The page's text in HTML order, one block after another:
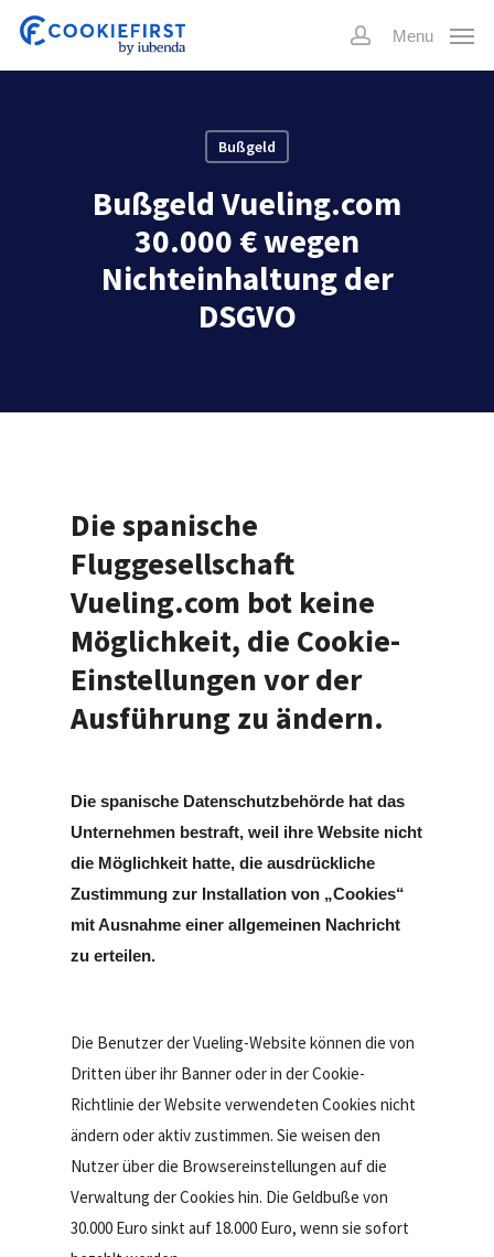
Skip
main
account
Menu
Bußgeld
Bußgeld Vueling.com
30.000 € wegen
Nichteinhaltung der
DSGVO
Die spanische
Fluggesellschaft
Vueling.com bot keine
Möglichkeit, die Cookie-
Einstellungen vor der
Ausführung zu ändern.
Die spanische Datenschutzbehörde hat das
Unternehmen bestraft, weil ihre Website nicht
die Möglichkeit hatte, die ausdrückliche
Zustimmung zur Installation von „Cookies“
mit Ausnahme einer allgemeinen Nachricht
zu erteilen.
Die Benutzer der Vueling-Website können die von
Dritten über ihr Banner oder in der Cookie-
Richtlinie der Website verwendeten Cookies nicht
ändern oder aktiv zustimmen. Sie weisen den
Nutzer über die Browsereinstellungen auf die
Verwaltung der Cookies hin. Die Geldbuße von
30.000 Euro sinkt auf 18.000 Euro, wenn sie sofort